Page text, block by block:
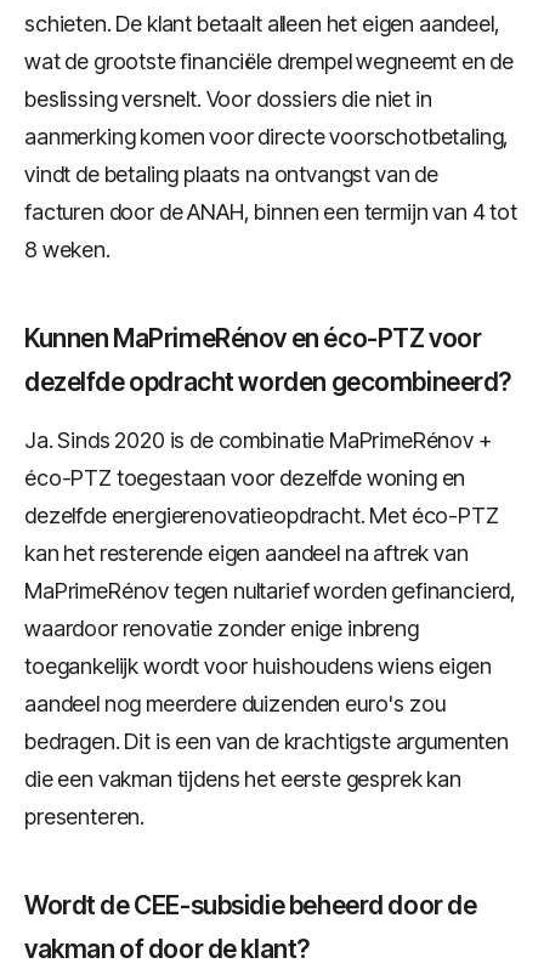
schieten. De klant betaalt alleen het eigen aandeel,
wat de grootste financiële drempel wegneemt en de
beslissing versnelt. Voor dossiers die niet in
aanmerking komen voor directe voorschotbetaling,
vindt de betaling plaats na ontvangst van de
facturen door de ANAH, binnen een termijn van 4 tot
8 weken.
Kunnen MaPrimeRénov en éco-PTZ voor
dezelfde opdracht worden gecombineerd?
Ja. Sinds 2020 is de combinatie MaPrimeRénov +
éco-PTZ toegestaan voor dezelfde woning en
dezelfde energierenovatieopdracht. Met éco-PTZ
kan het resterende eigen aandeel na aftrek van
MaPrimeRénov tegen nultarief worden gefinancierd,
waardoor renovatie zonder enige inbreng
toegankelijk wordt voor huishoudens wiens eigen
aandeel nog meerdere duizenden euro's zou
bedragen. Dit is een van de krachtigste argumenten
die een vakman tijdens het eerste gesprek kan
presenteren.
Wordt de CEE-subsidie beheerd door de
vakman of door de klant?